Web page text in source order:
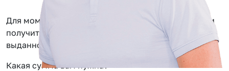
Для моментального одобрения заполните заявку и
получите Сash Back от 0.5 до 2% от суммы
выданного займа в Адлере
Какая сумма вам нужна?